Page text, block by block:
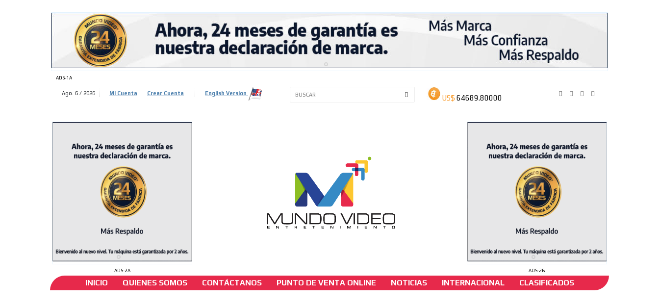
ADS-1A
Ago. 6 / 2026 Mi Cuenta Crear Cuenta English Version
ADS-2A ADS-2B
INICIO QUIENES SOMOS CONTÁCTANOS PUNTO DE VENTA ONLINE NOTICIAS INTERNACIONAL CLASIFICADOS
ADS-3A